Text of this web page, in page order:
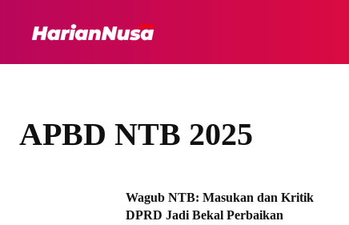
APBD NTB 2025
Wagub NTB: Masukan dan Kritik
DPRD Jadi Bekal Perbaikan